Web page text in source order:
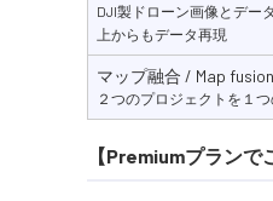
DJI製ドローン画像とデー
上からもデータ再現
マップ融合 / Map fusion
２つのプロジェクトを１
【Premiumプランで